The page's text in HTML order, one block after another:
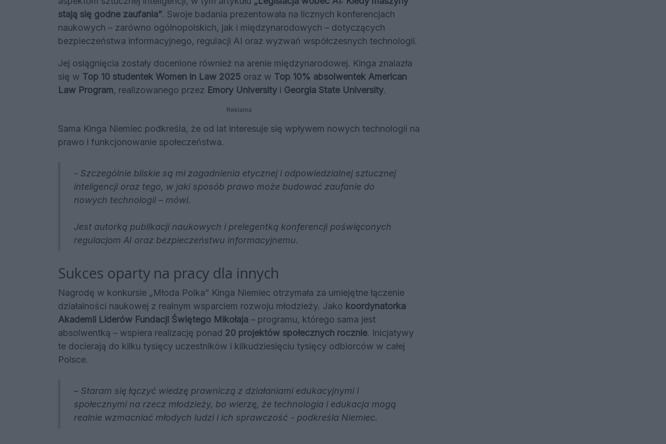
stają się godne zaufania”. Swoje badania prezentowała na licznych konferencjach
naukowych – zarówno ogólnopolskich, jak i międzynarodowych – dotyczących
bezpieczeństwa informacyjnego, regulacji AI oraz wyzwań współczesnych technologii.
Jej osiągnięcia zostały docenione również na arenie międzynarodowej. Kinga znalazła
się w Top 10 studentek Women in Law 2025 oraz w Top 10% absolwentek American
Law Program, realizowanego przez Emory University i Georgia State University.
Reklama
Sama Kinga Niemiec podkreśla, że od lat interesuje się wpływem nowych technologii na
prawo i funkcjonowanie społeczeństwa.
- Szczególnie bliskie są mi zagadnienia etycznej i odpowiedzialnej sztucznej
inteligencji oraz tego, w jaki sposób prawo może budować zaufanie do
nowych technologii – mówi.
Jest autorką publikacji naukowych i prelegentką konferencji poświęconych
regulacjom AI oraz bezpieczeństwu informacyjnemu.
Sukces oparty na pracy dla innych
Nagrodę w konkursie „Młoda Polka” Kinga Niemiec otrzymała za umiejętne łączenie
działalności naukowej z realnym wsparciem rozwoju młodzieży. Jako koordynatorka
Akademii Liderów Fundacji Świętego Mikołaja – programu, którego sama jest
absolwentką – wspiera realizację ponad 20 projektów społecznych rocznie. Inicjatywy
te docierają do kilku tysięcy uczestników i kilkudziesięciu tysięcy odbiorców w całej
Polsce.
– Staram się łączyć wiedzę prawniczą z działaniami edukacyjnymi i
społecznymi na rzecz młodzieży, bo wierzę, że technologia i edukacja mogą
realnie wzmacniać młodych ludzi i ich sprawczość - podkreśla Niemiec.